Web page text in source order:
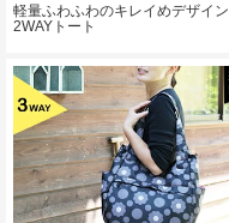
軽量ふわふわのキレイめデザイン
2WAYトート